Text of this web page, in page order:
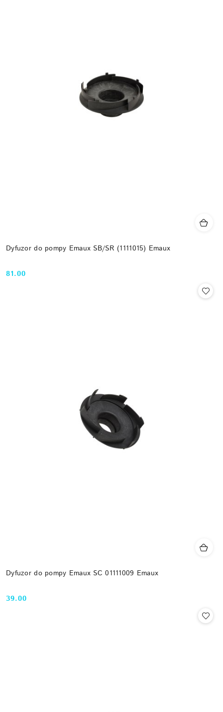
Dyfuzor do pompy Emaux SB/SR (1111015) Emaux
Cena:
81.00
Dyfuzor do pompy Emaux SC 01111009 Emaux
Cena:
39.00